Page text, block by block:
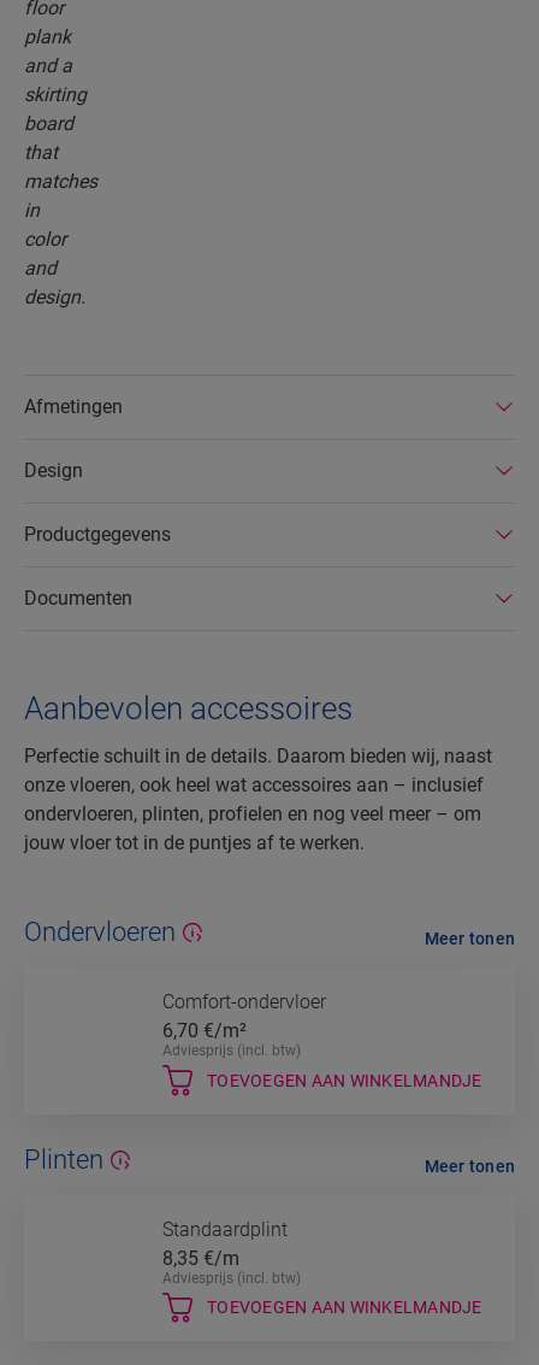
Afmetingen
Design
Productgegevens
Documenten
Aanbevolen accessoires
Perfectie schuilt in de details. Daarom bieden wij, naast
onze vloeren, ook heel wat accessoires aan – inclusief
ondervloeren, plinten, profielen en nog veel meer – om
jouw vloer tot in de puntjes af te werken.
Ondervloeren
Comfort-ondervloer
6,70 €/m²
Adviesprijs (incl. btw)
TOEVOEGEN AAN WINKELMANDJE
Meer tonen
Plinten
Standaardplint
8,35 €/m
Adviesprijs (incl. btw)
TOEVOEGEN AAN WINKELMANDJE
Meer tonen